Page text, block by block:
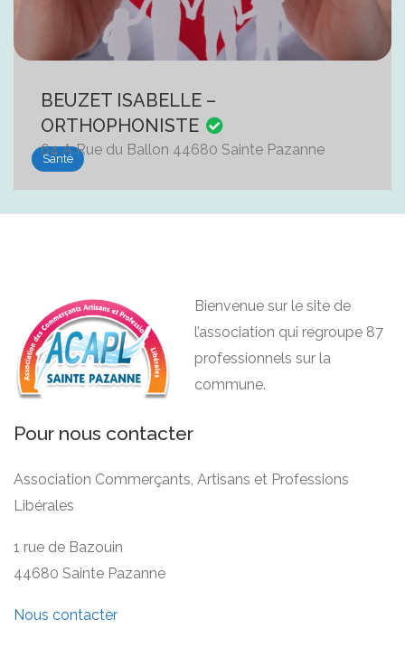
Santé
BEUZET ISABELLE –
ORTHOPHONISTE
64 A Rue du Ballon 44680 Sainte Pazanne
Bienvenue sur le site de
l’association qui regroupe 87
professionnels sur la
commune.
Pour nous contacter
Association Commerçants, Artisans et Professions
Libérales
1 rue de Bazouin
44680 Sainte Pazanne
Nous contacter